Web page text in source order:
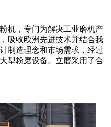
机，专门为解决工业磨机产
吸收欧洲先进技术并结合我
制造理念和市场需求，经过
型粉磨设备。立磨采用了合